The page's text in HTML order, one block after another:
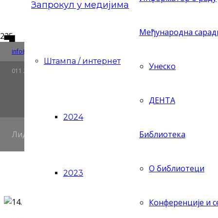
Риге од Фере 4, 11158 Београд, Република Србија
info@zaprokul.org.rs
011 2637 565
Ћирилица
Запрокул у медијима
Штампа / интернет
2024
2023
Лидер статистике у култури
Међународна
Унеско
ДЕНТА
Библиотека
О библиотеци
Конференције и
14. позив
фонда за
22. март 2023.
До 16. маја 2023. године
динамичног културног сектора у земљама у развоју.